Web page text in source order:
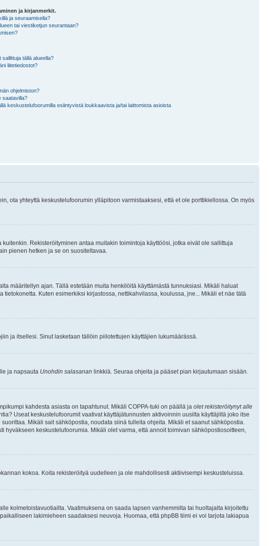
ja kirjanmerkit.
ja seuraamisella?
tai viestiketjun seurantaan?
tällä alueella?
liitetiedostot?
ohjelmiston?
saatavilla?
keskustelufoorumilla esiintyvistä loukkaavista ja/tai laittomista asioista
ota yhteyttä keskustelufoorumin ylläpitoon varmistaaksesi, että et ole porttikiellossa. On myös
Rekisteröityminen antaa muitakin toimintoja käyttöösi, jotka eivät ole sallittuja
pienen hetken ja se on suositeltavaa.
määritellyn ajan. Tällä estetään muita henkilöitä käyttämästä tunnuksiasi. Mikäli haluat
Kuten esimerkiksi kirjastossa, nettikahvilassa, koulussa, jne... Mikäli et näe tätä
ja itsellesi. Sinut lasketaan tällöin piilotettujen käyttäjien lukumäärässä.
ja napsauta Unohdin salasanan linkkiä. Seuraa ohjeita ja pääset pian kirjautumaan sisään.
kahdesta asiasta on tapahtunut. Mikäli COPPA-tuki on päällä ja olet rekisteröitynyt alle
Useat keskustelufoorumit vaativat käyttäjätunnusten aktivoinnin uusilta käyttäjiltä joko itse
Mikäli sait sähköpostia, noudata siinä tulleita ohjeita. Mikäli et saanut sähköpostia.
hyväkseen keskustelufoorumia. Mikäli olet varma, että annoit toimivan sähköpostiosoitteen,
kokoa. Koita rekisteröityä uudelleen ja ole mahdollisesti aktiivisempi keskusteluissa.
kolmetoistavuotiailta. Vaatimuksena on saada lapsen vanhemmilta tai huoltajalta kirjoitettu
lakimieheen saadaksesi neuvoja. Huomaa, että phpBB tiimi ei voi tarjota lakiapua